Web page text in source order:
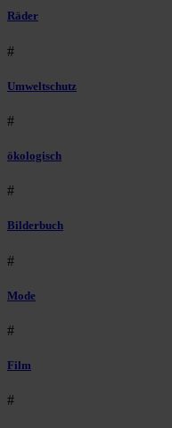
Räder
#
Umweltschutz
#
ökologisch
#
Bilderbuch
#
Mode
#
Film
#